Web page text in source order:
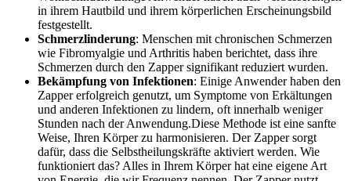
in ihrem Hautbild und ihrem körperlichen Erscheinungsbild
festgestellt​.
Schmerzlinderung: Menschen mit chronischen Schmerzen
wie Fibromyalgie und Arthritis haben berichtet, dass ihre
Schmerzen durch den Zapper signifikant reduziert wurden​​.
Bekämpfung von Infektionen: Einige Anwender haben den
Zapper erfolgreich genutzt, um Symptome von Erkältungen
und anderen Infektionen zu lindern, oft innerhalb weniger
Stunden nach der Anwendung​​.Diese Methode ist eine sanfte
Weise, Ihren Körper zu harmonisieren. Der Zapper sorgt
dafür, dass die Selbstheilungskräfte aktiviert werden. Wie
funktioniert das? Alles in Ihrem Körper hat eine eigene Art